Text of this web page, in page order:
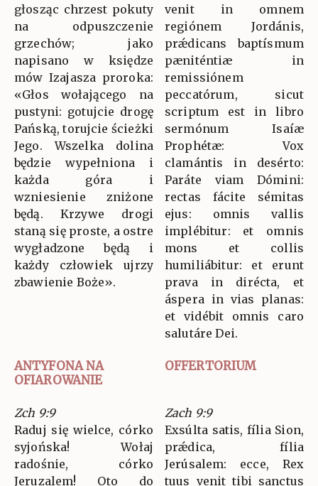
głosząc chrzest pokuty
na odpuszczenie
grzechów; jako
napisano w księdze
mów Izajasza proroka:
«Głos wołającego na
pustyni: gotujcie drogę
Pańską, torujcie ścieżki
Jego. Wszelka dolina
będzie wypełniona i
każda góra i
wzniesienie zniżone
będą. Krzywe drogi
staną się proste, a ostre
wygładzone będą i
każdy człowiek ujrzy
zbawienie Boże».
venit in omnem
regiónem Jordánis,
prǽdicans baptísmum
pæniténtiæ in
remissiónem
peccatórum, sicut
scriptum est in libro
sermónum Isaíæ
Prophétæ: Vox
clamántis in desérto:
Paráte viam Dómini:
rectas fácite sémitas
ejus: omnis vallis
implébitur: et omnis
mons et collis
humiliábitur: et erunt
prava in dirécta, et
áspera in vias planas:
et vidébit omnis caro
salutáre Dei.
ANTYFONA NA
OFIAROWANIE
OFFERTORIUM
Zch 9:9
Raduj się wielce, córko
syjońska! Wołaj
radośnie, córko
Jeruzalem! Oto do
Zach 9:9
Exsúlta satis, fília Sion,
prǽdica, fília
Jerúsalem: ecce, Rex
tuus venit tibi sanctus